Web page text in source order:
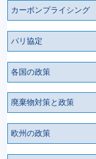
カーボンプライシング
パリ協定
各国の政策
廃棄物対策と政策
欧州の政策